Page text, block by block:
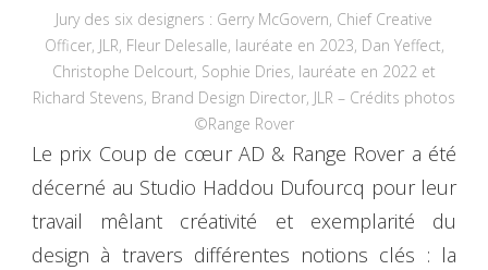
Jury des six designers : Gerry McGovern, Chief Creative
Officer, JLR, Fleur Delesalle, lauréate en 2023, Dan Yeffect,
Christophe Delcourt, Sophie Dries, lauréate en 2022 et
Richard Stevens, Brand Design Director, JLR – Crédits photos
©Range Rover
Le prix Coup de cœur AD & Range Rover a été
décerné au Studio Haddou Dufourcq pour leur
travail mêlant créativité et exemplarité du
design à travers différentes notions clés : la